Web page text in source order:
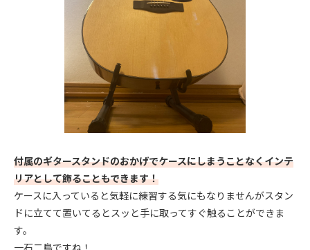
付属のギタースタンドのおかげでケースにしまうことなくインテ
リアとして飾ることもできます！
ケースに入っていると気軽に練習する気にもなりませんがスタン
ドに立てて置いてるとスッと手に取ってすぐ触ることができま
す。
一石二鳥ですね！